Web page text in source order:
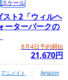
スト2「ウィルヘ
ーターパークの
8月4日予約開始
21,670円
スケール
アニメイト Amazon